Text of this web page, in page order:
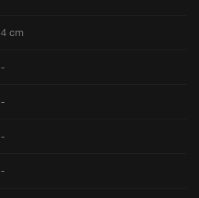
4 cm
-
-
-
-